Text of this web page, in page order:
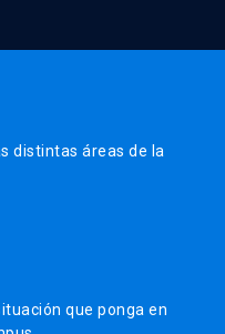
distintas áreas de la
que ponga en